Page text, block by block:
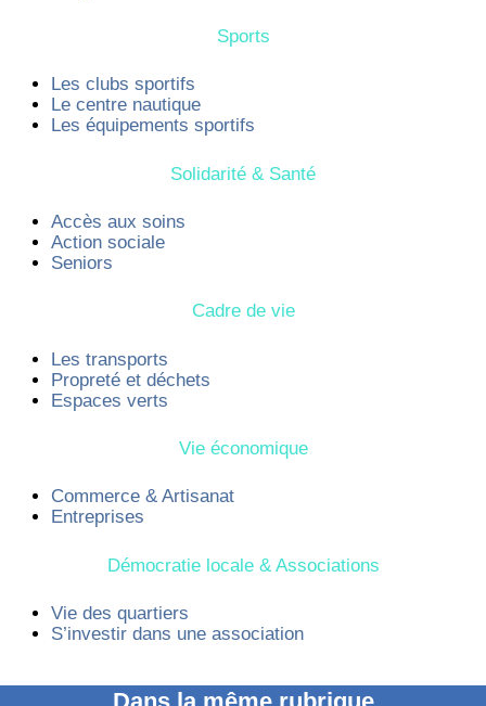
Sports
Les clubs sportifs
Le centre nautique
Les équipements sportifs
Solidarité & Santé
Accès aux soins
Action sociale
Seniors
Cadre de vie
Les transports
Propreté et déchets
Espaces verts
Vie économique
Commerce & Artisanat
Entreprises
Démocratie locale & Associations
Vie des quartiers
S’investir dans une association